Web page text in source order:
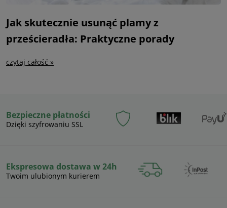
Jak skutecznie usunąć plamy z
prześcieradła: Praktyczne porady
czytaj całość »
Bezpieczne płatności
Dzięki szyfrowaniu SSL
Ekspresowa dostawa w 24h
Twoim ulubionym kurierem